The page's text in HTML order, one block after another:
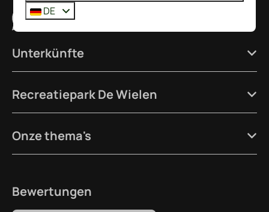
Senden Sie uns eine Whatsapp-Nachricht
Unterkünfte
Recreatiepark De Wielen
Onze thema's
Bewertungen
DE